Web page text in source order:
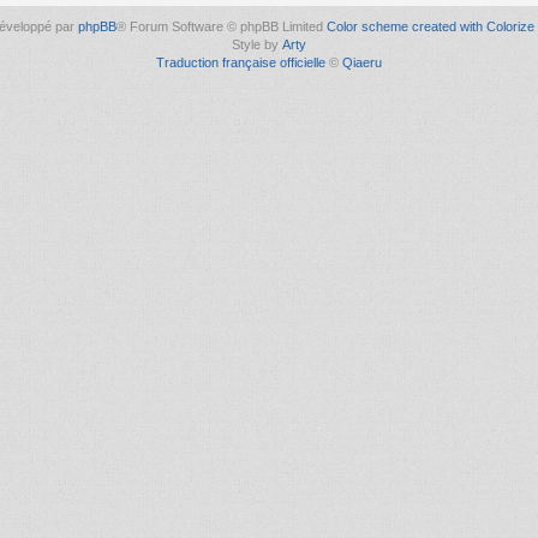
par phpBB® Forum Software © phpBB Limited Color scheme created with Colorize
Style by Arty
Traduction française officielle © Qiaeru